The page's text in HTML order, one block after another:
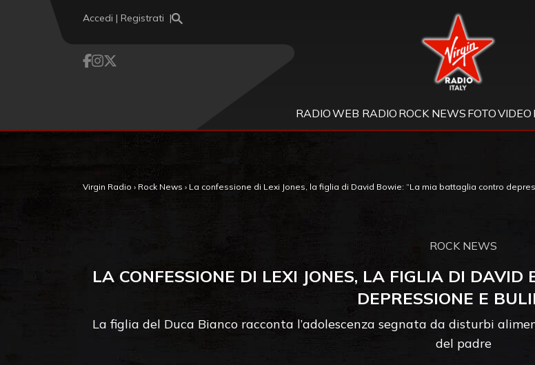
Accedi | Registrati Virgin Radio
RADIOWEB RADIO ROCK NEWS FOTOVIDEO
Virgin Radio › Rock News › La confessione di Lexi Jones, la figlia di David Bowie: “La mia battaglia contro
ROCK NEWS
LA CONFESSIONE DI LEXI JONES, LA FIGLIA DI
DEPRESSIONE E
La figlia del Duca Bianco racconta l’adolescenza segnata da disturbi
del padre